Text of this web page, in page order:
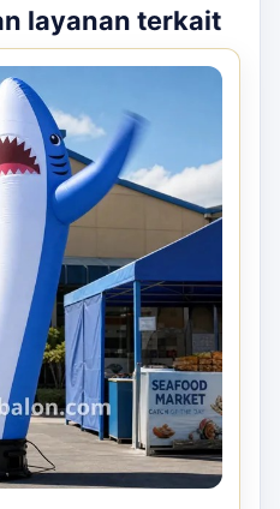
layanan terkait